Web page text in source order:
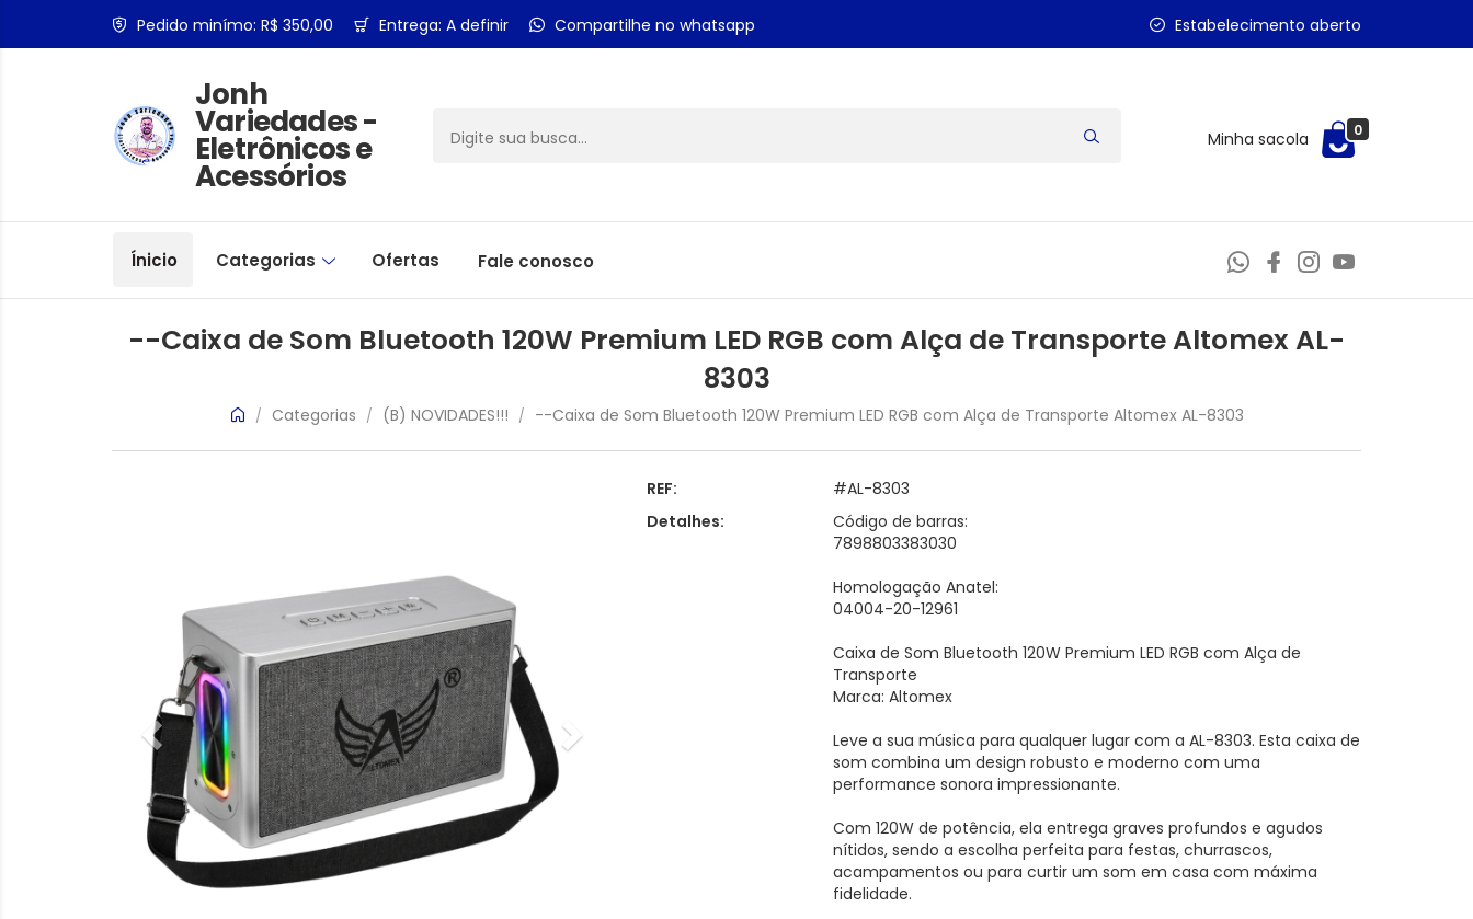
Pedido minímo: R$ 350,00 Entrega: A definir Compartilhe no whatsapp Estabelecimento aberto
Jonh
Variedades -
Eletrônicos e
Acessórios
Minha sacola 0
Ínicio Categorias Ofertas Fale conosco
--Caixa de Som Bluetooth 120W Premium LED RGB com Alça de Transporte Altomex AL-
8303
/ Categorias / (B) NOVIDADES!!! / --Caixa de Som Bluetooth 120W Premium LED RGB com Alça de Transporte Altomex AL-8303
REF:
#AL-8303
Detalhes:
Código de barras:
7898803383030
Homologação Anatel:
04004-20-12961
Caixa de Som Bluetooth 120W Premium LED RGB com Alça de
Transporte
Marca: Altomex
Leve a sua música para qualquer lugar com a AL-8303. Esta caixa de
som combina um design robusto e moderno com uma
performance sonora impressionante.
Com 120W de potência, ela entrega graves profundos e agudos
nítidos, sendo a escolha perfeita para festas, churrascos,
acampamentos ou para curtir um som em casa com máxima
fidelidade.